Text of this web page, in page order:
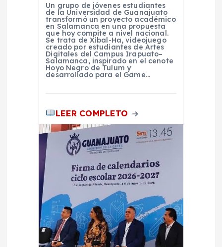
Un grupo de jóvenes estudiantes
de la Universidad de Guanajuato
transformó un proyecto académico
en Salamanca en una propuesta
que hoy compite a nivel nacional.
Se trata de Xibal-Ha, videojuego
creado por estudiantes de Artes
Digitales del Campus Irapuato–
Salamanca, inspirado en el cenote
Hoyo Negro de Tulum y
desarrollado para el Game…
LEER COMPLETO